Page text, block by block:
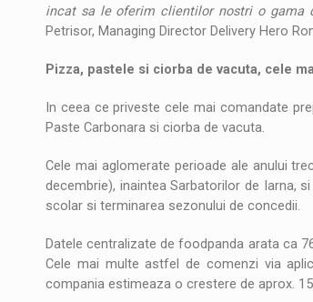
incat sa le oferim clientilor nostri o gama
Petrisor, Managing Director Delivery Hero
Pizza, pastele si ciorba de vacuta, cele
In ceea ce priveste cele mai comandate
Paste Carbonara si ciorba de vacuta.
Cele mai aglomerate perioade ale anului
decembrie), inaintea Sarbatorilor de Iarna,
scolar si terminarea sezonului de concedii.
Datele centralizate de foodpanda arata ca
Cele mai multe astfel de comenzi via
compania estimeaza o crestere de aprox.